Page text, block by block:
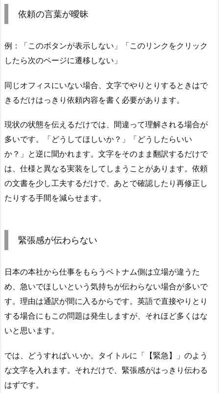
依頼の言葉が曖昧
例：「このボタンが表示しない」「このリンクをクリック
したら次のページに遷移しない」
同じオフィスにいない場合、文字でやりとりするときはで
きるだけはっきり依頼内容を書く必要があります。
現状の状態を伝えるだけでは、間違って理解される場合が
多いです。「どうしてほしいか？」「どうしたらいい
か？」と逆に聞かれます。文字をそのまま翻訳するだけで
は、仕様と異なる実装をしてしまうことがあります。依頼
の文書を少し工夫するだけで、あとで確認したり再修正し
たりする手間を減らせます。
緊張感が伝わらない
日本の本社から仕事をもらうベトナム側は立場が違うた
め、急いでほしいという気持ちが伝わらない場合が多いで
す。理由は通訳が間に入るからです。英語で直接やりとり
する場合にもこの問題は発生しますが、それほど多くはな
いと思います。
では、どうすればいいか。タイトルに「【緊急】」のよう
な文字を入れます。それだけで、緊張感がはっきり伝わる
はずです。